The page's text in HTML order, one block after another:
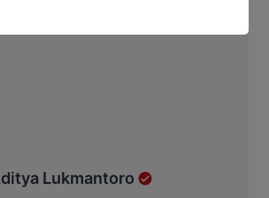
Lukmantoro